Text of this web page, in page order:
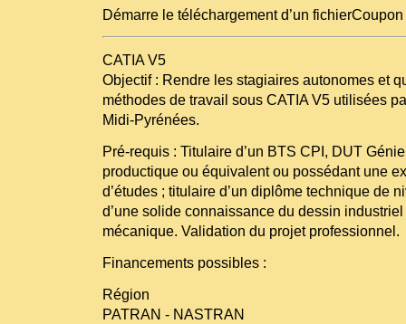
Démarre le téléchargement d’un
CATIA V5
Objectif : Rendre les stagiaires autonomes et
méthodes de travail sous CATIA V5 utilisées
Midi-Pyrénées.
Pré-requis : Titulaire d’un BTS CPI, DUT
productique ou équivalent ou possédant une
d’études ; titulaire d’un diplôme technique de
d’une solide connaissance du dessin
mécanique. Validation du projet professionnel.
Financements possibles :
Région
PATRAN - NASTRAN